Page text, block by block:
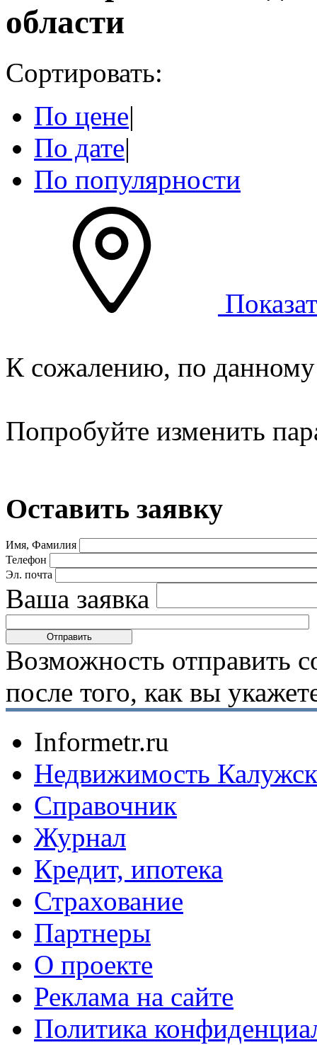
области
Сортировать:
По цене|
По дате|
По популярности
К сожалению, по данному
Попробуйте изменить
Оставить заявку
Имя, Фамилия
Телефон
Эл. почта
Ваша заявка
Возможность отправить
после того, как вы
Informetr.ru
Недвижимость
Справочник
Журнал
Кредит, ипотека
Страхование
Партнеры
O проекте
Реклама на сайте
Политика